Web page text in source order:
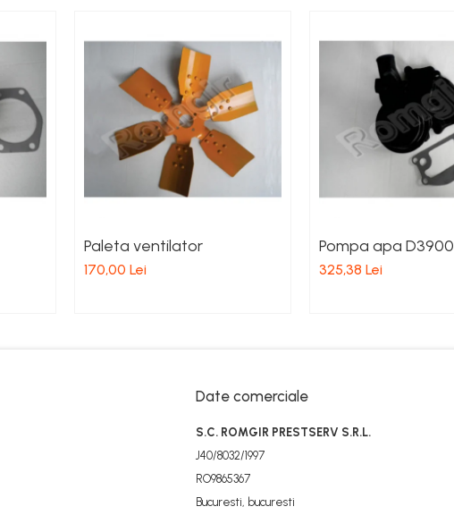
Paleta ventilator
170,00 Lei
Pompa apa D3900
325,38 Lei
Date comerciale
S.C. ROMGIR PRESTSERV S.R.L.
J40/8032/1997
RO9865367
Bucuresti, bucuresti